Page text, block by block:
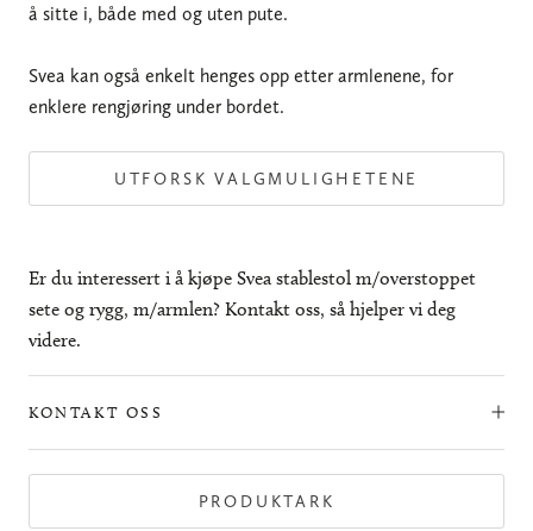
å sitte i, både med og uten pute.
Svea kan også enkelt henges opp etter armlenene, for
enklere rengjøring under bordet.
UTFORSK VALGMULIGHETENE
Er du interessert i å kjøpe Svea stablestol m/overstoppet
sete og rygg, m/armlen? Kontakt oss, så hjelper vi deg
videre.
KONTAKT OSS
PRODUKTARK